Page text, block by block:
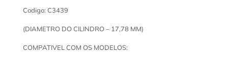
Codigo: C3439
(DIAMETRO DO CILINDRO – 17,78 MM)
COMPATIVEL COM OS MODELOS: